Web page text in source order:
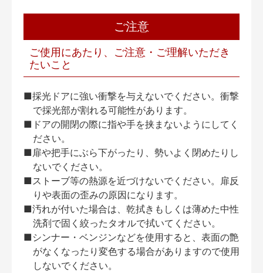
ご注意
ご使用にあたり、ご注意・ご理解いただき
たいこと
■採光ドアに強い衝撃を与えないでください。衝撃
で採光部が割れる可能性があります。
■ドアの開閉の際に指や手を挟まないようにしてく
ださい。
■扉や把手にぶら下がったり、勢いよく閉めたりし
ないでください。
■ストーブ等の熱源を近づけないでください。扉反
りや表面の歪みの原因になります。
■汚れが付いた場合は、乾拭きもしくは薄めた中性
洗剤で固く絞ったタオルで拭いてください。
■シンナー・ベンジンなどを使用すると、表面の艶
がなくなったり変色する場合がありますので使用
しないでください。